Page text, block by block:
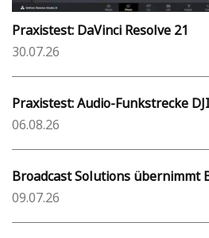
Praxistest: DaVinci Resolve 21
30.07.26
Praxistest: Audio-Funkstrecke
06.08.26
Broadcast Solutions übernimmt
09.07.26